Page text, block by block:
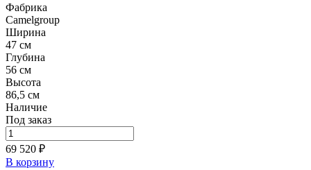
Фабрика
Camelgroup
Ширина
47 см
Глубина
56 см
Высота
86,5 см
Наличие
Под заказ
69 520 ₽
В корзину